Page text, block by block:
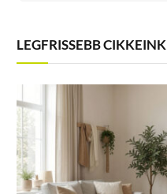
LEGFRISSEBB CIKKEINK